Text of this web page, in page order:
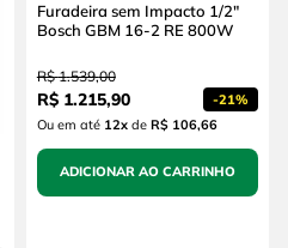
Furadeira sem Impacto 1/2"
Bosch GBM 16-2 RE 800W
R$ 1.539,00
R$ 1.215,90 -21%
Ou em até 12xde R$ 106,66
ADICIONAR AO CARRINHO